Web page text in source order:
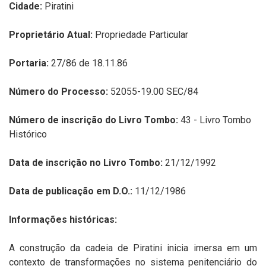
Cidade: Piratini
Proprietário Atual: Propriedade Particular
Portaria: 27/86 de 18.11.86
Número do Processo: 52055-19.00 SEC/84
Número de inscrição do Livro Tombo: 43 - Livro Tombo
Histórico
Data de inscrição no Livro Tombo: 21/12/1992
Data de publicação em D.O.: 11/12/1986
Informações históricas:
A construção da cadeia de Piratini inicia imersa em um
contexto de transformações no sistema penitenciário do